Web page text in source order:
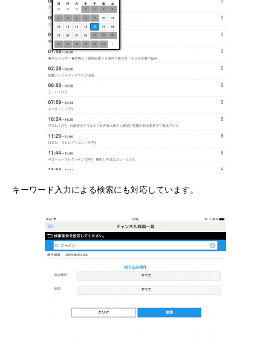
キーワード入力による検索にも対応しています。